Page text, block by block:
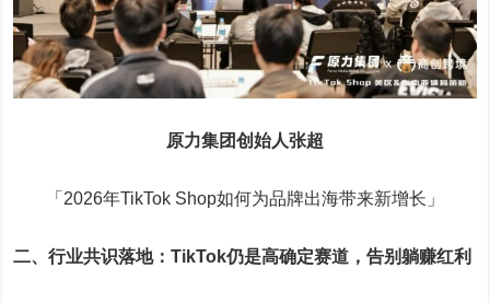
原力集团创始人张超
「2026年TikTok Shop如何为品牌出海带来新增长」
二、行业共识落地：TikTok仍是高确定赛道，告别躺赚红利